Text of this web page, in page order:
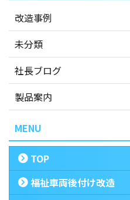
改造事例
未分類
社長ブログ
製品案内
MENU
TOP
福祉車両後付け改造